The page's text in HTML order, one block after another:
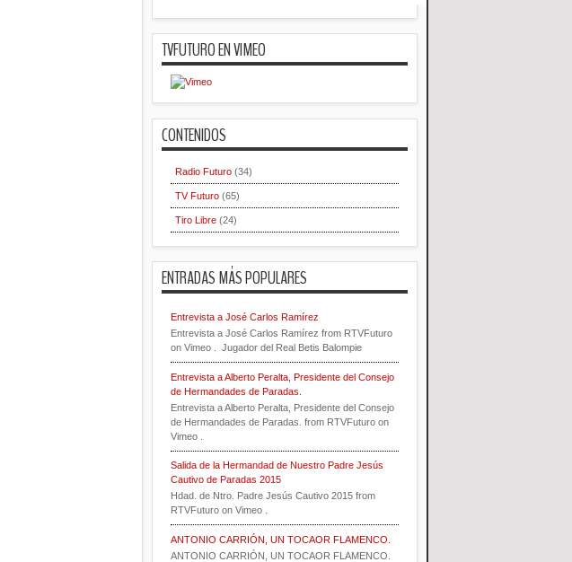
TVFUTURO EN VIMEO
CONTENIDOS
Radio Futuro (34)
TV Futuro (65)
Tiro Libre (24)
ENTRADAS MÁS POPULARES
Entrevista a José Carlos Ramírez
Entrevista a José Carlos Ramírez from RTVFuturo
on Vimeo . Jugador del Real Betis Balompie
Entrevista a Alberto Peralta, Presidente del Consejo
de Hermandades de Paradas.
Entrevista a Alberto Peralta, Presidente del Consejo
de Hermandades de Paradas. from RTVFuturo on
Vimeo .
Salida de la Hermandad de Nuestro Padre Jesús
Cautivo de Paradas 2015
Hdad. de Ntro. Padre Jesús Cautivo 2015 from
RTVFuturo on Vimeo .
ANTONIO CARRIÓN, UN TOCAOR FLAMENCO.
ANTONIO CARRIÓN, UN TOCAOR FLAMENCO.